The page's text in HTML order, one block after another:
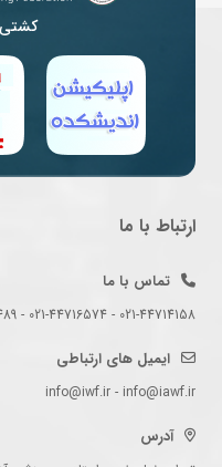
کشتی
ارتباط با ما
تماس با ما
021-44714158 - 021-44716574 - 021-44714489
ایمیل های ارتباطی
info@iwf.ir - info@iawf.ir
آدرس